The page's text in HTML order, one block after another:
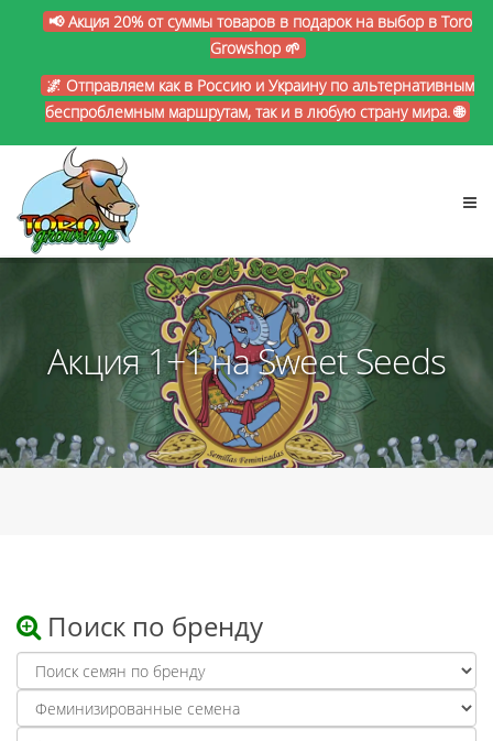
📢 Акция 20% от суммы товаров в подарок на выбор в Toro
Growshop 🌱
🌌 Отправляем как в Россию и Украину по альтернативным
беспроблемным маршрутам, так и в любую страну мира. 🌐
Акция 1+1 на Sweet Seeds
Поиск по бренду